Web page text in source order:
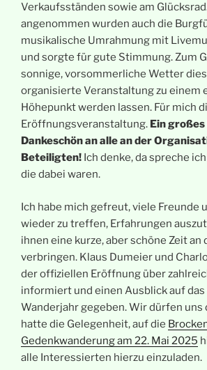
Verkaufsständen sowie am
angenommen wurden auch die
musikalische Umrahmung mit
und sorgte für gute Stimmung. Zum
sonnige, vorsommerliche Wetter
organisierte Veranstaltung zu einem
Höhepunkt werden lassen. Für mich
Eröffnungsveranstaltung. Ein großes
Dankeschön an alle an der
Beteiligten! Ich denke, da spreche
die dabei waren.
Ich habe mich gefreut, viele Freunde
wieder zu treffen, Erfahrungen
ihnen eine kurze, aber schöne Zeit an
verbringen. Klaus Dumeier und
der offiziellen Eröffnung über
informiert und einen Ausblick auf
Wanderjahr gegeben. Wir dürfen uns
hatte die Gelegenheit, auf die
Gedenkwanderung am 22. Mai 2025
alle Interessierten hierzu einzuladen.